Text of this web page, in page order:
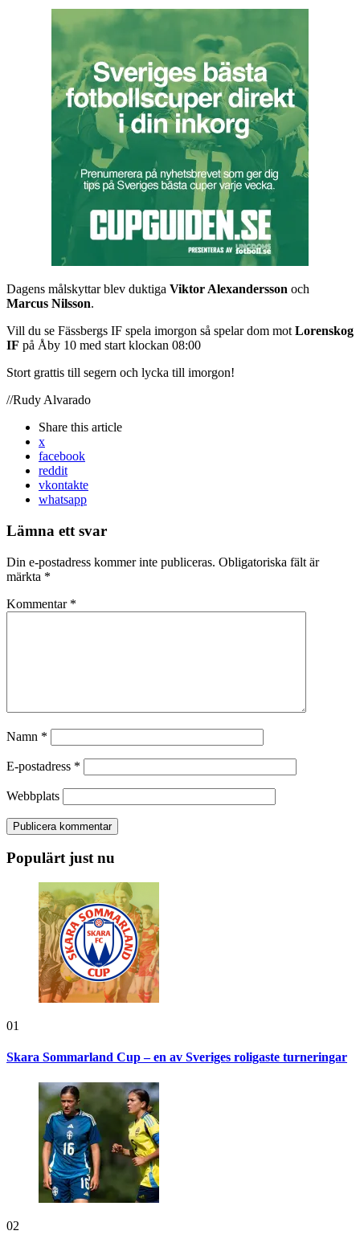
Dagens målskyttar blev duktiga Viktor Alexandersson och
Marcus Nilsson.
Vill du se Fässbergs IF spela imorgon så spelar dom mot Lorenskog
IF på Åby 10 med start klockan 08:00
Stort grattis till segern och lycka till imorgon!
//Rudy Alvarado
Share this article
x
facebook
reddit
vkontakte
whatsapp
Lämna ett svar
Din e-postadress kommer inte publiceras. Obligatoriska fält är
märkta *
Kommentar *
Namn *
E-postadress *
Webbplats
Populärt just nu
01
Skara Sommarland Cup – en av Sveriges roligaste turneringar
02